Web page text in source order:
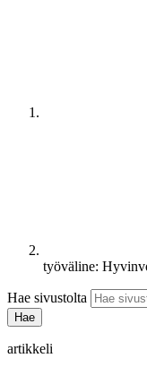
työväline:
Hae sivustolta
artikkeli